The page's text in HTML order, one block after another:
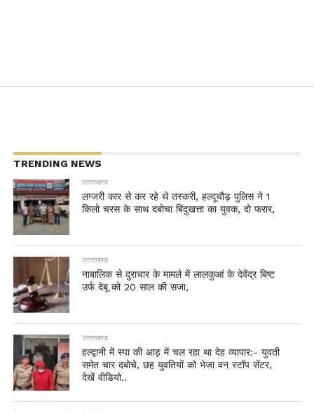
TRENDING NEWS
उत्तराखण्ड
लग्जरी कार से कर रहे थे तस्करी, हल्दूचौड़ पुलिस ने 1
किलो चरस के साथ दबोचा बिंदुखत्ता का युवक, दो फरार,
उत्तराखण्ड
नाबालिक से दुराचार के मामले में लालकुआं के देवेंद्र बिष्ट
उर्फ देबू को 20 साल की सजा,
उत्तराखण्ड
हल्द्वानी में स्पा की आड़ में चल रहा था देह व्यापार:- युवती
समेत चार दबोचे, छह युवतियों को भेजा वन स्टॉप सेंटर,
देखें वीडियो..